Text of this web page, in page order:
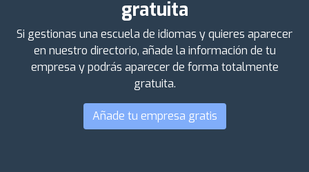
gratuita
Si gestionas una escuela de idiomas y quieres aparecer
en nuestro directorio, añade la información de tu
empresa y podrás aparecer de forma totalmente
gratuita.
Añade tu empresa gratis